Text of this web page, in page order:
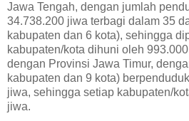
Jawa Tengah, dengan jumlah
34.738.200 jiwa terbagi dalam 35
kabupaten dan 6 kota), sehingga
kabupaten/kota dihuni oleh
dengan Provinsi Jawa Timur,
kabupaten dan 9 kota)
jiwa, sehingga setiap kabupaten/
jiwa.